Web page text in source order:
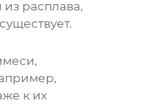
расплава,
к их